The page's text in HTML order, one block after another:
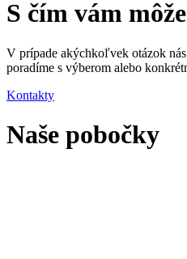
S čím vám
V prípade akýchkoľvek otázok
poradíme s výberom alebo
Kontakty
Naše pobočky